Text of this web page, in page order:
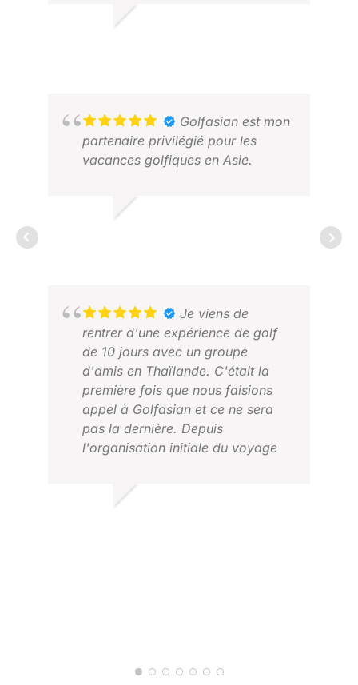
JAJA.
Golfasian est mon
partenaire privilégié pour les
vacances golfiques en Asie.
Je viens de
rentrer d'une expérience de golf
de 10 jours avec un groupe
d'amis en Thaïlande. C'était la
première fois que nous faisions
appel à Golfasian et ce ne sera
pas la dernière. Depuis
l'organisation initiale du voyage
été simple. Tout était prévu et à